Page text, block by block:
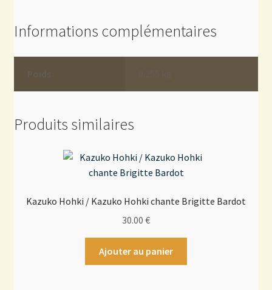
Informations complémentaires
Poids
Produits similaires
Kazuko Hohki / Kazuko Hohki chante Brigitte Bardot
30.00 €
Ajouter au panier